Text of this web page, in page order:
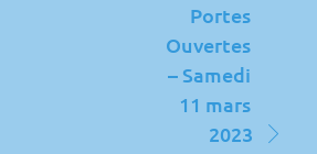
Portes
Ouvertes
– Samedi
11 mars
2023